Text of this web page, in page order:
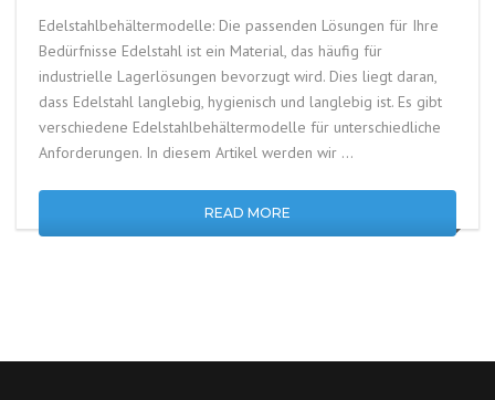
Edelstahlbehältermodelle: Die passenden Lösungen für Ihre
Bedürfnisse Edelstahl ist ein Material, das häufig für
industrielle Lagerlösungen bevorzugt wird. Dies liegt daran,
dass Edelstahl langlebig, hygienisch und langlebig ist. Es gibt
verschiedene Edelstahlbehältermodelle für unterschiedliche
Anforderungen. In diesem Artikel werden wir …
READ MORE